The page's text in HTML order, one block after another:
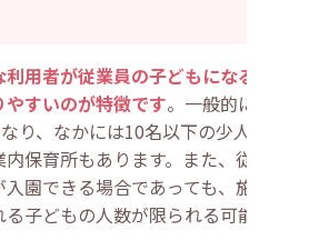
用者が従業員の子どもになるた
すいのが特徴です。一般的に子ど
り、なかには10名以下の少人数保
保育所もあります。また、従業員
園できる場合であっても、施設の
子どもの人数が限られる可能性が